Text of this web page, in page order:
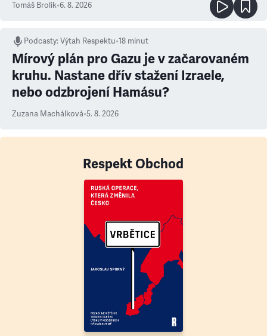
Tomáš Brolík•6. 8. 2026
Podcasty:Výtah Respektu•18 minut
Mírový plán pro Gazu je v začarovaném
kruhu. Nastane dřív stažení Izraele,
nebo odzbrojení Hamásu?
Zuzana Machálková•5. 8. 2026
Respekt Obchod